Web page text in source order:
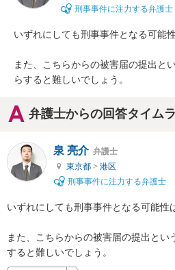
刑事事件に注力する弁護士
いずれにしても刑事事件となる可能
また、こちらからの被害届の提出と
らすると難しいでしょう。
弁護士からの回答タイム
泉 亮介 弁護士
東京都 > 港区
刑事事件に注力する弁護士
いずれにしても刑事事件となる可能性
また、こちらからの被害届の提出とい
すると難しいでしょう。